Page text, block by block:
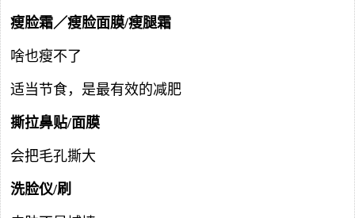
瘦脸霜／瘦脸面膜/瘦腿霜
啥也瘦不了
适当节食，是最有效的减肥
撕拉鼻贴/面膜
会把毛孔撕大
洗脸仪/刷